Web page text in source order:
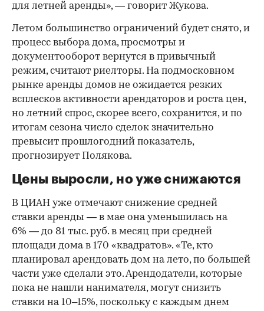
для летней аренды», — говорит Жукова.
Летом большинство ограничений будет снято, и
процесс выбора дома, просмотры и
документооборот вернутся в привычный
режим, считают риелторы. На подмосковном
рынке аренды домов не ожидается резких
всплесков активности арендаторов и роста цен,
но летний спрос, скорее всего, сохранится, и по
итогам сезона число сделок значительно
превысит прошлогодний показатель,
прогнозирует Полякова.
Цены выросли, но уже снижаются
В ЦИАН уже отмечают снижение средней
ставки аренды — в мае она уменьшилась на
6% — до 81 тыс. руб. в месяц при средней
площади дома в 170 «квадратов». «Те, кто
планировал арендовать дом на лето, по большей
части уже сделали это. Арендодатели, которые
пока не нашли нанимателя, могут снизить
ставки на 10–15%, поскольку с каждым днем